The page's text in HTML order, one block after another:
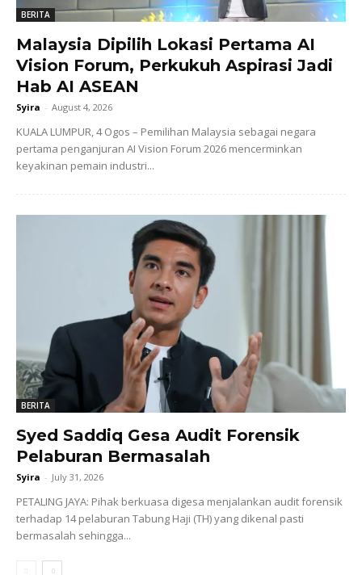
BERITA
Malaysia Dipilih Lokasi Pertama AI
Vision Forum, Perkukuh Aspirasi Jadi
Hab AI ASEAN
Syira - August 4, 2026
KUALA LUMPUR, 4 Ogos – Pemilihan Malaysia sebagai negara
pertama penganjuran AI Vision Forum 2026 mencerminkan
keyakinan pemain industri...
BERITA
Syed Saddiq Gesa Audit Forensik
Pelaburan Bermasalah
Syira - July 31, 2026
PETALING JAYA: Pihak berkuasa digesa menjalankan audit forensik
terhadap 14 pelaburan Tabung Haji (TH) yang dikenal pasti
bermasalah sehingga...